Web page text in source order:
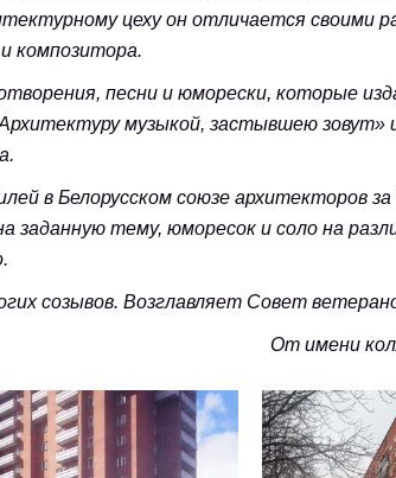
цеху он отличается своими
композитора.
песни и юморески, которые
музыкой, застывшею зовут»
в Белорусском союзе архитекторов
заданную тему, юморесок и соло на
созывов. Возглавляет Совет
От имени